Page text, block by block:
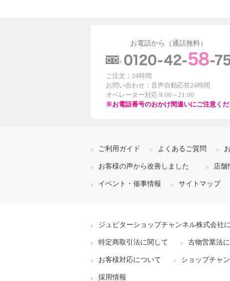
お電話から（通話無料）
ご注文：24時間
お問い合わせ：音声自動応答24時間
オペレーター対応 9:00～21:00
※お電話番号のおかけ間違いにご注意くだ
ご利用ガイド よくあるご質問
お客様の声から改善しました 店舗
イベント・催事情報 サイトマップ
ジュピターショップチャンネル株式会社
特定商取引法に関して 古物営業法
お客様対応について ショップチャ
採用情報